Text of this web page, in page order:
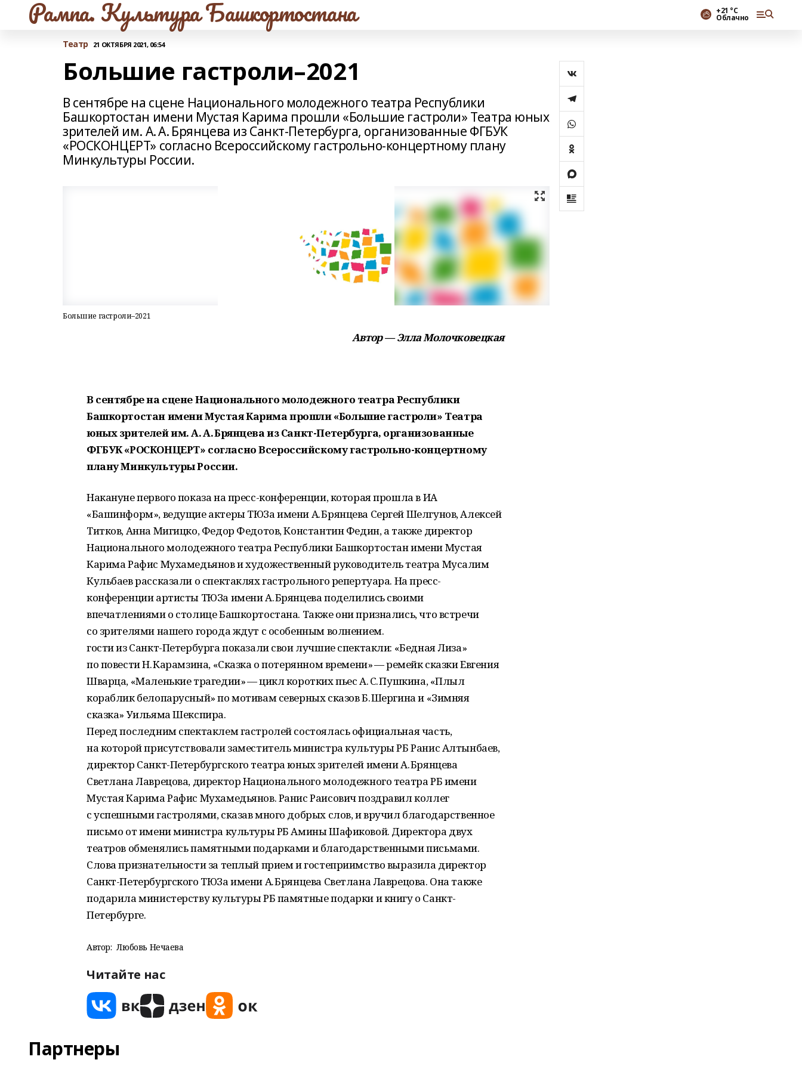
Рампа. Культура Башкортостана +21 °С
Облачно
Театр 21 ОКТЯБРЯ 2021, 06:54
Большие гастроли–2021
В сентябре на сцене Национального молодежного театра Республики
Башкортостан имени Мустая Карима прошли «Большие гастроли» Театра юных
зрителей им. А. А. Брянцева из Санкт-Петербурга, организованные ФГБУК
«РОСКОНЦЕРТ» согласно Всероссийскому гастрольно-концертному плану
Минкультуры России.
Большие гастроли–2021
Автор — Элла Молочковецкая
В сентябре на сцене Национального молодежного театра Республики
Башкортостан имени Мустая Карима прошли «Большие гастроли» Театра
юных зрителей им. А. А. Брянцева из Санкт-Петербурга, организованные
ФГБУК «РОСКОНЦЕРТ» согласно Всероссийскому гастрольно-концертному
плану Минкультуры России.
Накануне первого показа на пресс-конференции, которая прошла в ИА
«Башинформ», ведущие актеры ТЮЗа имени А. Брянцева Сергей Шелгунов, Алексей
Титков, Анна Мигицко, Федор Федотов, Константин Федин, а также директор
Национального молодежного театра Респуб­лики Башкортостан имени Мустая
Карима Рафис Мухамедьянов и художественный руководитель театра Мусалим
Кульбаев рассказали о спектаклях гастрольного репертуара. На пресс-
конференции артисты ТЮЗа имени А. Брянцева поделились своими
впечатлениями о столице Башкортостана. Также они признались, что встречи
со зрителями нашего города ждут с особенным волнением.
гости из Санкт-Петербурга показали свои лучшие спектакли: «Бедная Лиза»
по повести Н. Карамзина, «Сказка о потерянном времени» — ремейк сказки Евгения
Шварца, «Маленькие трагедии» — цикл коротких пьес А. С. Пушкина, «Плыл
кораблик белопарусный» по мотивам северных сказов Б. Шергина и «Зимняя
сказка» Уильяма Шекспира.
Перед последним спектаклем гастролей состоялась официальная часть,
на которой присутствовали заместитель министра культуры РБ Ранис Алтынбаев,
директор Санкт-Петербургского театра юных зрителей имени А. Брянцева
Светлана Лаврецова, директор Национального молодежного театра РБ имени
Мустая Карима Рафис Мухамедьянов. Ранис Раисович поздравил коллег
с успешными гастролями, сказав много добрых слов, и вручил благодарственное
письмо от имени министра культуры РБ Амины Шафиковой. Директора двух
театров обменялись памятными подарками и благодарственными письмами.
Слова признательности за теплый прием и гостеприимство выразила директор
Санкт-Петербургского ТЮЗа имени А. Брянцева Светлана Лаврецова. Она также
подарила министерству культуры РБ памятные подарки и книгу о Санкт-
Петербурге.
Автор: Любовь Нечаева
Читайте нас
Партнеры